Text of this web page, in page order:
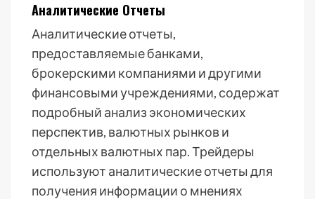
Аналитические Отчеты
Аналитические отчеты,
предоставляемые банками,
брокерскими компаниями и другими
финансовыми учреждениями, содержат
подробный анализ экономических
перспектив, валютных рынков и
отдельных валютных пар. Трейдеры
используют аналитические отчеты для
получения информации о мнениях